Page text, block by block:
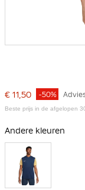
begin
van
gallerij
€ 11,50 -50%
Beste prijs in de afgelopen
Andere kleuren